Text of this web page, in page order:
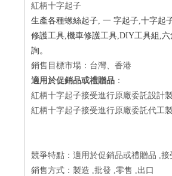
紅柄十字起子
生產各種螺絲起子, 一 字起子,十字起
修護工具,機車修護工具,DIY工具組,
詢。
銷售目標市場：台灣、香港
適用於促銷品或禮贈品 ：
紅柄十字起子接受進行原廠委託設計
紅柄十字起子接受進行原廠委託代工
競爭特點：適用於促銷品或禮贈品 ,
銷售方式：製造 ,批發 ,零售 ,出口